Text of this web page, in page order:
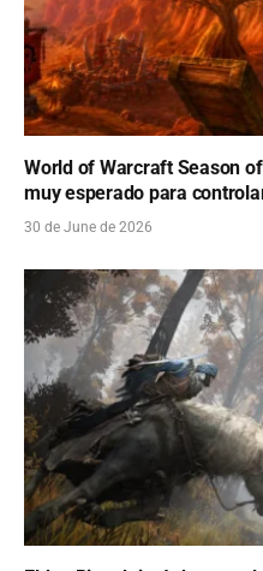
World of Warcraft Season
muy esperado para
30 de June de 2026